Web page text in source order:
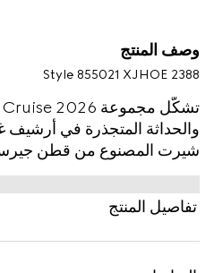
وصف المنتج
Style ‎855021 XJHOE 2388
والحداثة المتجذرة في أرشيف
شيرت المصنوع من قطن
Gucci وشعار G المتشابك وشريط ويب.
تفاصيل المنتج